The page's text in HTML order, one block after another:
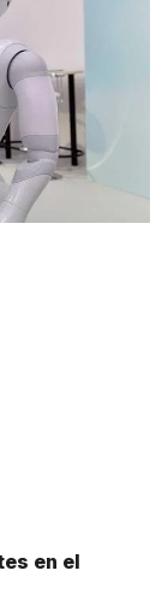
en el